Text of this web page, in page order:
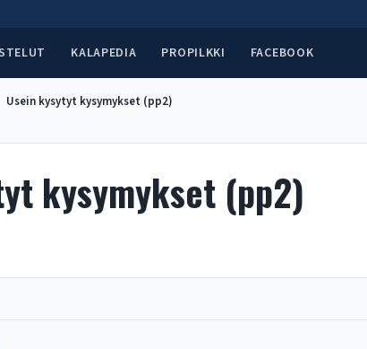
KALAPEDIA PROPILKKI FACEBOOK
Usein kysytyt kysymykset (pp2)
kysymykset (pp2)